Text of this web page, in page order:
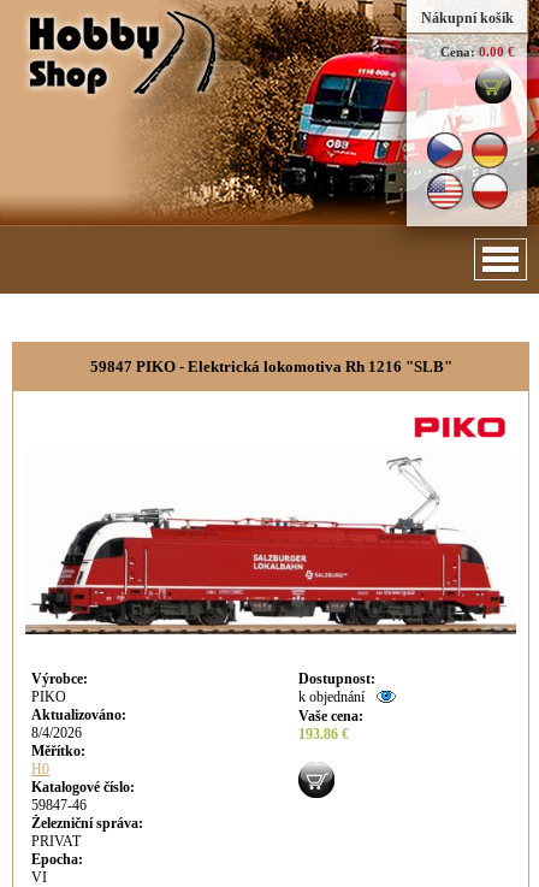
Nákupní košík
Cena: 0.00 €
59847 PIKO - Elektrická lokomotiva Rh 1216 "SLB"
Výrobce:
PIKO
Aktualizováno:
8/4/2026
Měřítko:
H0
Katalogové číslo:
59847-46
Železniční správa:
PRIVAT
Epocha:
VI
Dostupnost:
k objednání
Vaše cena:
193.86 €